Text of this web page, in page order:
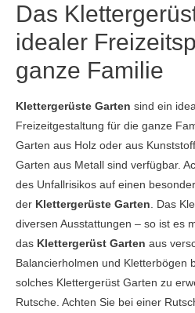
Das
idealer
ganze Familie
Klettergerüste Garten sind ein
Freizeitgestaltung für die ganze
Garten aus Holz oder aus
Garten aus Metall sind verfügbar.
des Unfallrisikos auf einen
der Klettergerüste Garten. Das
diversen Ausstattungen – so ist es
das Klettergerüst Garten aus
Balancierholmen und Kletterbögen
solches Klettergerüst Garten zu
Rutsche. Achten Sie bei einer